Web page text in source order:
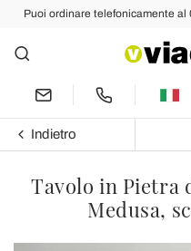
Puoi ordinare telefonicamente
Indietro
Tavolo in Pietra
Medusa,